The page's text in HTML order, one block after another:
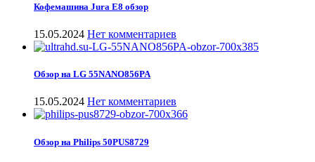
Кофемашина Jura E8 обзор
15.05.2024 Нет комментариев
Обзор на LG 55NANO856PA
15.05.2024 Нет комментариев
Обзор на Philips 50PUS8729